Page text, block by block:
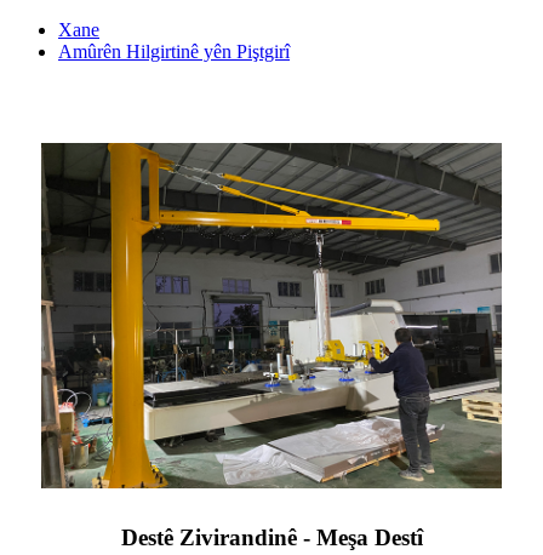
Xane
Amûrên Hilgirtinê yên Piştgirî
Destê Zivirandinê - Meşa Destî